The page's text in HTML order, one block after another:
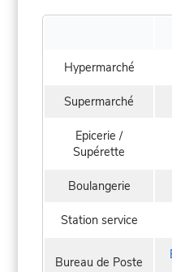
Hypermarché
Supermarché
Epicerie /
Supérette
Boulangerie
Station service
Bureau de Poste